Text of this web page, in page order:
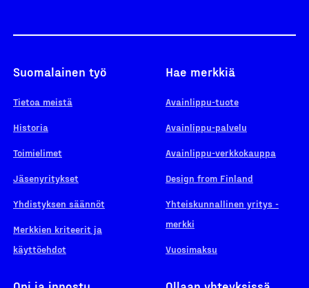
Suomalainen työ
Tietoa meistä
Historia
Toimielimet
Jäsenyritykset
Yhdistyksen säännöt
Merkkien kriteerit ja
käyttöehdot
Hae merkkiä
Avainlippu-tuote
Avainlippu-palvelu
Avainlippu-verkkokauppa
Design from Finland
Yhteiskunnallinen yritys -
merkki
Vuosimaksu